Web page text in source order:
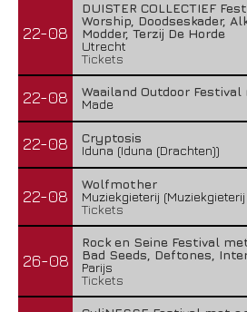
22-08
DUISTER COLLECTIEF
Worship, Doodseskader,
Modder, Terzij De Horde
Utrecht
Tickets
22-08
Waailand Outdoor
Made
22-08
Cryptosis
Iduna (Iduna (Drachten))
22-08
Wolfmother
Muziekgieterij
Tickets
26-08
Rock en Seine Festival
Bad Seeds, Deftones,
Parijs
Tickets